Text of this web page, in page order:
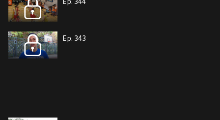
Ep. 343